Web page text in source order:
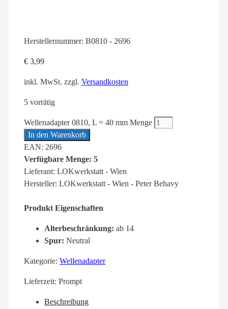
Herstellernummer: B0810 - 2696
€ 3,99
inkl. MwSt. zzgl. Versandkosten
5 vorrätig
Wellenadapter 0810, L = 40 mm Menge
In den Warenkorb
EAN: 2696
Verfügbare Menge: 5
Lieferant: LOKwerkstatt - Wien
Hersteller: LOKwerkstatt - Wien - Peter Behavy
Produkt Eigenschaften
Alterbeschränkung: ab 14
Spur: Neutral
Kategorie: Wellenadapter
Lieferzeit: Prompt
Beschreibung